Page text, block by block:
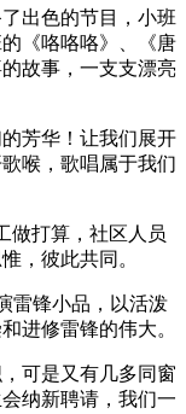
出色的节目，小班
《咯咯咯》、《唐
故事，一支支漂亮
芳华！让我们展开
喉，歌唱属于我们
打算，社区人员
，彼此共同。
锋小品，以活泼
进修雷锋的伟大。
可是又有几多同窗
纳新聘请，我们一